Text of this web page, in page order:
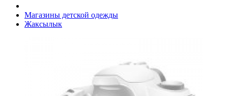
Магазины детской одежды
Жаксылык